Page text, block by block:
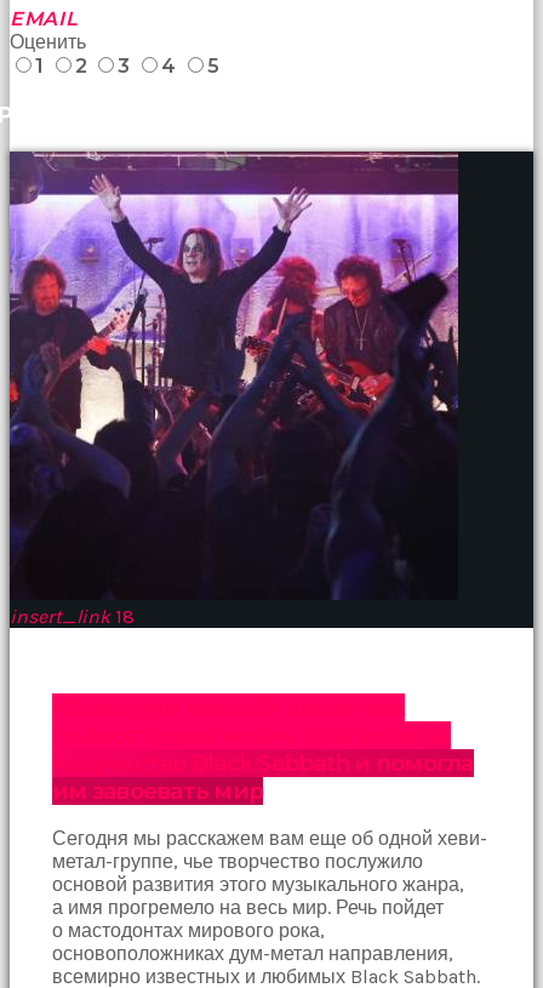
EMAIL
Оценить
1
2 3 4 5
insert_link 18
творчество Black Sabbath и помогла
им завоевать мир
Сегодня мы расскажем вам еще об одной хеви-
метал-группе, чье творчество послужило
основой развития этого музыкального жанра,
а имя прогремело на весь мир. Речь пойдет
о мастодонтах мирового рока,
основоположниках дум-метал направления,
всемирно известных и любимых Black Sabbath.